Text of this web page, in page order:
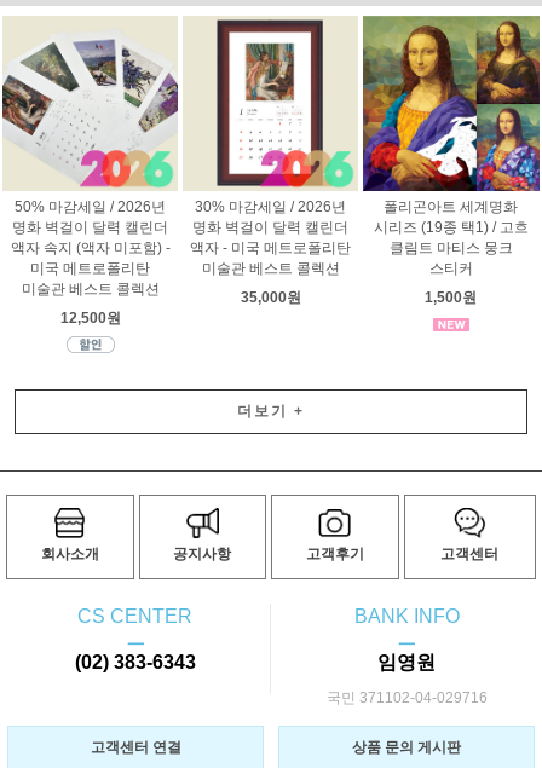
50% 마감세일 / 2026년
명화 벽걸이 달력 캘린더
액자 속지 (액자 미포함) -
미국 메트로폴리탄
미술관 베스트 콜렉션
12,500원
30% 마감세일 / 2026년
명화 벽걸이 달력 캘린더
액자 - 미국 메트로폴리탄
미술관 베스트 콜렉션
35,000원
폴리곤아트 세계명화
시리즈 (19종 택1) / 고흐
클림트 마티스 뭉크
스티커
1,500원
더보기 +
회사소개 공지사항 고객후기 고객센터
CS CENTER
ㅡ
(02) 383-6343
BANK INFO
ㅡ
임영원
국민 371102-04-029716
고객센터 연결 상품 문의 게시판